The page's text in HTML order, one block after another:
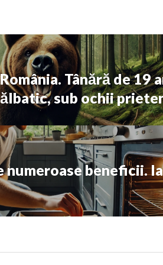
Tânără de 19
sub ochii
numeroase beneficii.